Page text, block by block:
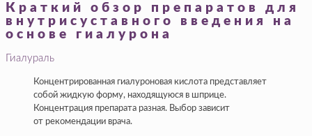
Краткий обзор препаратов для
внутрисуставного введения на
основе гиалурона
Гиалураль
Концентрированная гиалуроновая кислота представляет
собой жидкую форму, находящуюся в шприце.
Концентрация препарата разная. Выбор зависит
от рекомендации врача.